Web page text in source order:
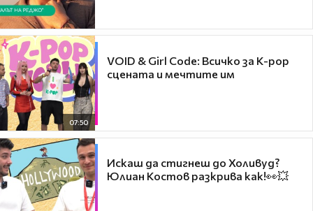
07:50
VOID & Girl Code: Всичко за K-pop
сцената и мечтите им
Искаш да стигнеш до Холивуд?
Юлиан Костов разкрива как!👀💥